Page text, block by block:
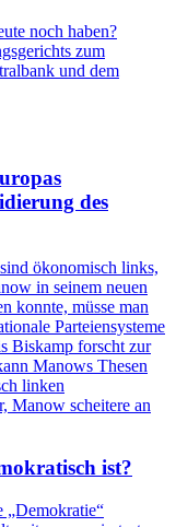
noch haben?
zum
und dem
des
ökonomisch links,
in seinem neuen
konnte, müsse man
Parteiensysteme
Biskamp forscht zur
Manows Thesen
linken
Manow scheitere an
ist?
„Demokratie“